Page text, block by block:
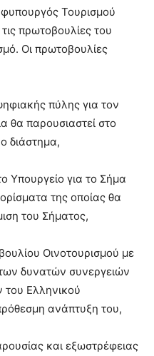
Τουρισμού
πρωτοβουλίες του
Οι πρωτοβουλίες
πύλης για τον
θα παρουσιαστεί στο
διάστημα,
Υπουργείο για το Σήμα
της οποίας θα
του Σήματος,
Οινοτουρισμού με
δυνατών συνεργειών
Ελληνικού
ανάπτυξη του,
και εξωστρέφειας